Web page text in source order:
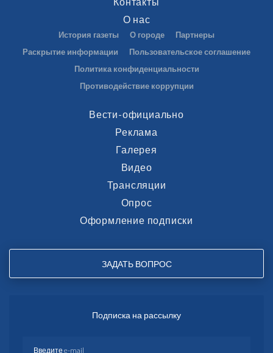
О нас
История газеты О городе
Партнеры
Раскрытие информации
Пользовательское соглашение
Политика конфиденциальности
Противодействие коррупции
Вести-официально
Реклама
Галерея
Видео
Трансляции
Опрос
Оформление подписки
ЗАДАТЬ ВОПРОС
Подписка на рассылку